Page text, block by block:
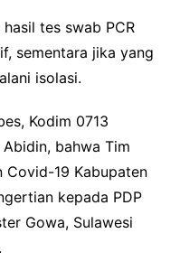
tes swab PCR
sementara jika yang
isolasi.
Kodim 0713
bahwa Tim
Covid-19 Kabupaten
kepada PDP
Gowa, Sulawesi